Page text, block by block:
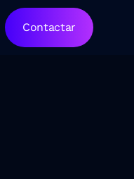
Contactar